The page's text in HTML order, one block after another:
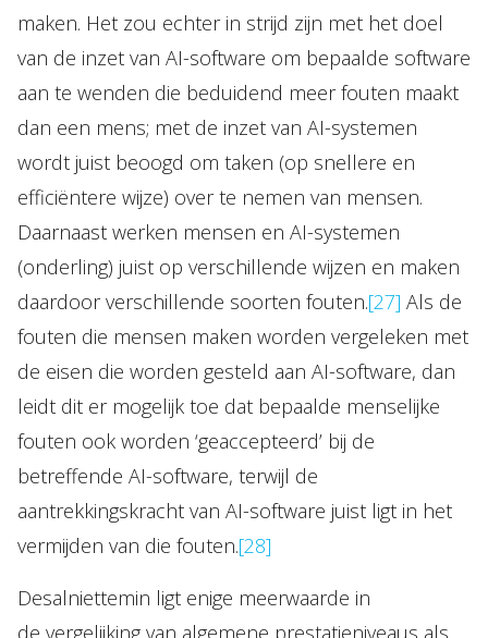
maken. Het zou echter in strijd zijn met het doel
van de inzet van AI-software om bepaalde software
aan te wenden die beduidend meer fouten maakt
dan een mens; met de inzet van AI-systemen
wordt juist beoogd om taken (op snellere en
efficiëntere wijze) over te nemen van mensen.
Daarnaast werken mensen en AI-systemen
(onderling) juist op verschillende wijzen en maken
daardoor verschillende soorten fouten.[27] Als de
fouten die mensen maken worden vergeleken met
de eisen die worden gesteld aan AI-software, dan
leidt dit er mogelijk toe dat bepaalde menselijke
fouten ook worden ‘geaccepteerd’ bij de
betreffende AI-software, terwijl de
aantrekkingskracht van AI-software juist ligt in het
vermijden van die fouten.[28]
Desalniettemin ligt enige meerwaarde in
de vergelijking van algemene prestatieniveaus als